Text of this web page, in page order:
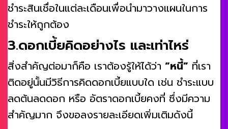
ชำระสินเชื่อในแต่ละเดือนเพื่อนำมาวางแผนในการ
ชำระให้ถูกต้อง
3.ดอกเบี้ยคิดอย่างไร และเท่าไหร่
สิ่งสำคัญต่อมาก็คือ เราต้องรู้ให้ได้ว่า “หนี้” ที่เรา
ติดอยู่นั้นมีวิธีการคิดดอกเบี้ยแบบใด เช่น ชำระแบบ
ลดต้นลดดอก หรือ อัตราดอกเบี้ยคงที่ ซึ่งมีความ
สำคัญมาก จึงขอลงรายละเอียดเพิ่มเติมดังนี้